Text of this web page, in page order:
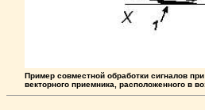
Пример совместной обработки сигналов
векторного приемника, расположенного в